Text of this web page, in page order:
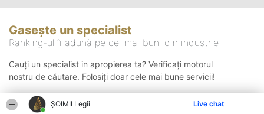
ȘOIMII Legii Live chat
Gasește un specialist
Ranking-ul îi adună pe cei mai buni din industrie
Cauți un specialist in apropierea ta? Verificați motorul
nostru de căutare. Folosiți doar cele mai bune servicii!